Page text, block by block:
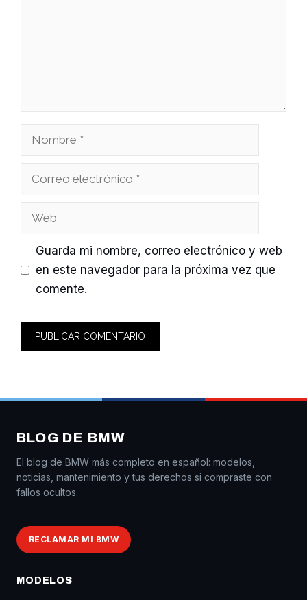
Nombre
Correo
Web
Guarda mi nombre, correo electrónico y web
en este navegador para la próxima vez que
comente.
BLOG DE BMW
El blog de BMW más completo en español: modelos,
noticias, mantenimiento y tus derechos si compraste con
fallos ocultos.
RECLAMAR MI BMW
MODELOS